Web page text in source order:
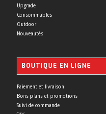
Upgrade
Consommables
Outdoor
Nouveautés
BOUTIQUE EN LIGNE
Paiement et livraison
Bons plans et promotions
Suivi de commande